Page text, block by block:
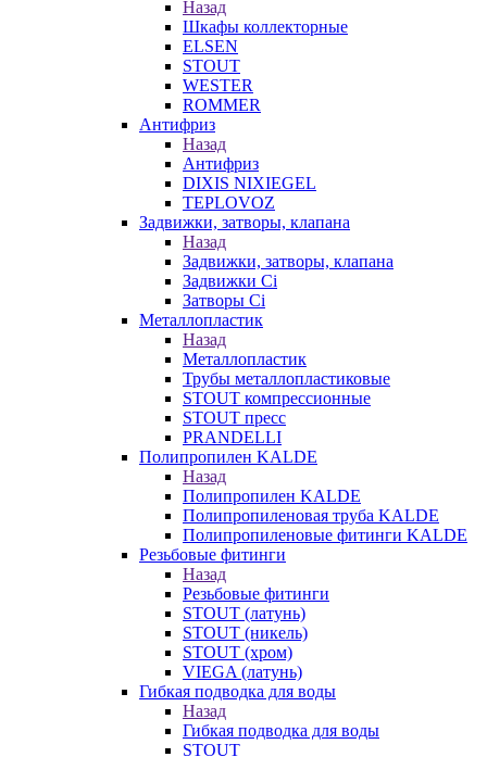
Назад
Шкафы коллекторные
ELSEN
STOUT
WESTER
ROMMER
Антифриз
Назад
Антифриз
DIXIS NIXIEGEL
TEPLOVOZ
Задвижки, затворы, клапана
Назад
Задвижки, затворы, клапана
Задвижки Ci
Затворы Ci
Металлопластик
Назад
Металлопластик
Трубы металлопластиковые
STOUT компрессионные
STOUT пресс
PRANDELLI
Полипропилен KALDE
Назад
Полипропилен KALDE
Полипропиленовая труба KALDE
Полипропиленовые фитинги KALDE
Резьбовые фитинги
Назад
Резьбовые фитинги
STOUT (латунь)
STOUT (никель)
STOUT (хром)
VIEGA (латунь)
Гибкая подводка для воды
Назад
Гибкая подводка для воды
STOUT